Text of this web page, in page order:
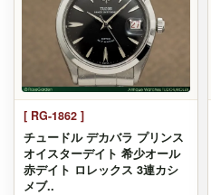
[ RG-1862 ]
チュードル デカバラ プリンス
オイスターデイト 希少オール
赤デイト ロレックス 3連カシ
メブ..